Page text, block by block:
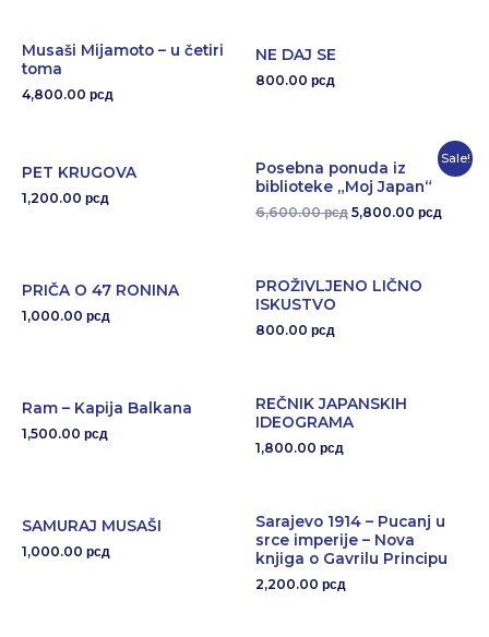
Musaši Mijamoto – u četiri
toma
4,800.00 рсд
NE DAJ SE
800.00 рсд
PET KRUGOVA
1,200.00 рсд
Sale!
Posebna ponuda iz
biblioteke „Moj Japan“
6,600.00рсд 5,800.00 рсд
PRIČA O 47 RONINA
1,000.00 рсд
PROŽIVLJENO LIČNO
ISKUSTVO
800.00 рсд
Ram – Kapija Balkana
1,500.00 рсд
REČNIK JAPANSKIH
IDEOGRAMA
1,800.00 рсд
SAMURAJ MUSAŠI
1,000.00 рсд
Sarajevo 1914 – Pucanj u
srce imperije – Nova
knjiga o Gavrilu Principu
2,200.00 рсд